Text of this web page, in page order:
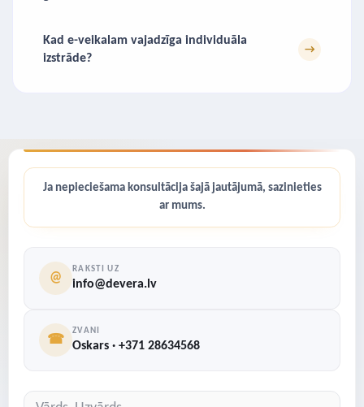
Kad e-veikalam vajadzīga individuāla
izstrāde?
→
Ja nepieciešama konsultācija šajā jautājumā, sazinieties
ar mums.
@
RAKSTI UZ
info@devera.lv
☎
ZVANI
Oskars · +371 28634568